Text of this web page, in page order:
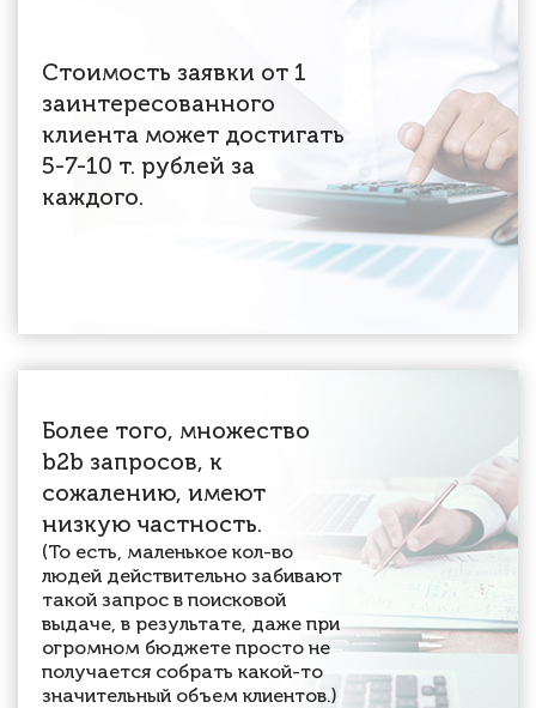
Стоимость заявки от 1
заинтересованного
клиента может достигать
5-7-10 т. рублей за
каждого.
Более того, множество
b2b запросов, к
сожалению, имеют
низкую частность.
(То есть, маленькое кол-во
людей действительно забивают
такой запрос в поисковой
выдаче, в результате, даже при
огромном бюджете просто не
получается собрать какой-то
значительный объем клиентов.)